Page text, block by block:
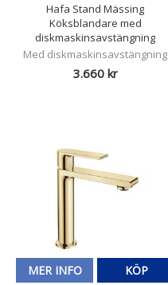
Hafa Stand Mässing
Köksblandare med
diskmaskinsavstängning
Med diskmaskinsavstängning
3.660 kr
MER INFO KÖP